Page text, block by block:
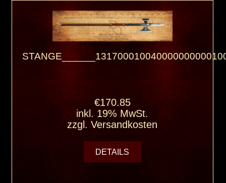
€170.85
inkl. 19% MwSt.
zzgl.Versandkosten
DETAILS